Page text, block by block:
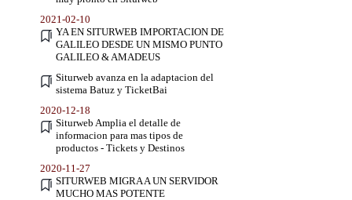
2021-02-10
YA EN SITURWEB IMPORTACION DE
GALILEO DESDE UN MISMO PUNTO
GALILEO & AMADEUS
Siturweb avanza en la adaptacion del
sistema Batuz y TicketBai
2020-12-18
Siturweb Amplia el detalle de
informacion para mas tipos de
productos - Tickets y Destinos
2020-11-27
SITURWEB MIGRA A UN SERVIDOR
MUCHO MAS POTENTE